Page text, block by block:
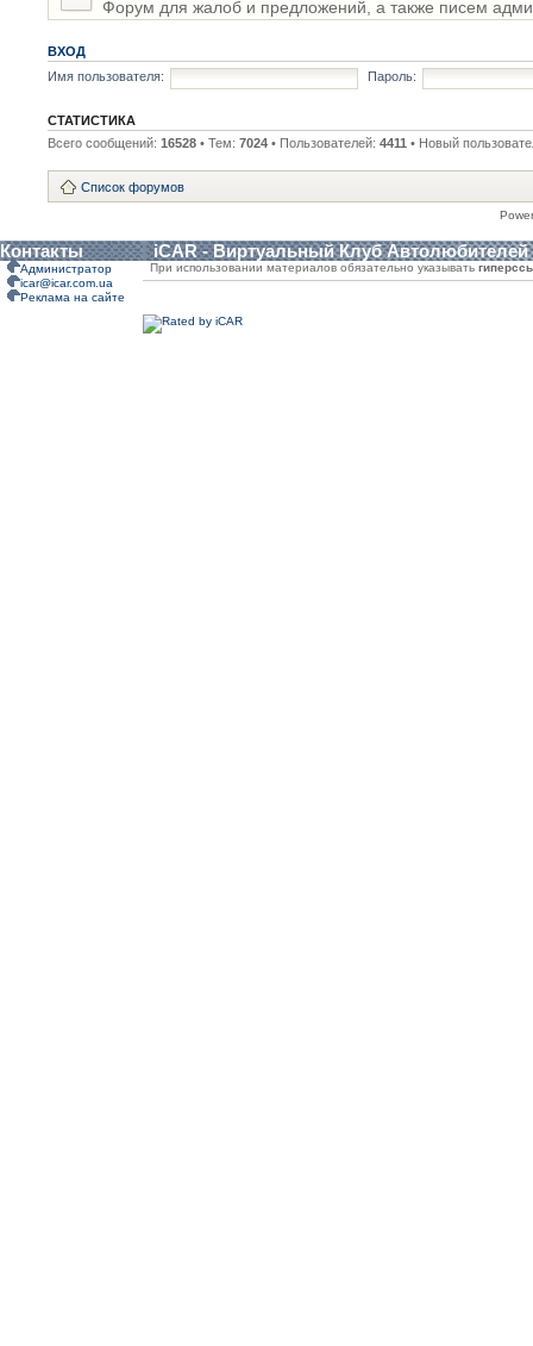
Форум для жалоб и предложений, а также писем
ВХОД
Имя пользователя:
Пароль:
СТАТИСТИКА
Всего сообщений: 16528 • Тем: 7024 • Пользователей: 4411 • Новый
Список форумов
Контакты iCAR - Виртуальный Клуб Автолюбителей
Администратор
icar@icar.com.ua
Реклама на сайте
При использовании материалов обязательно указывать